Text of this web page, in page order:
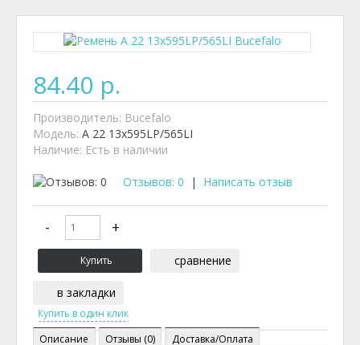
84.40 р.
Производитель: Bucefalo
Модель: A 22 13x595LP/565LI
Наличие: Есть в наличии
Отзывов: 0 | Написать отзыв
сравнение
в закладки
Описание Отзывы (0) Доставка/Оплата